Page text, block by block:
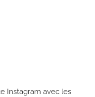
Instagram avec les